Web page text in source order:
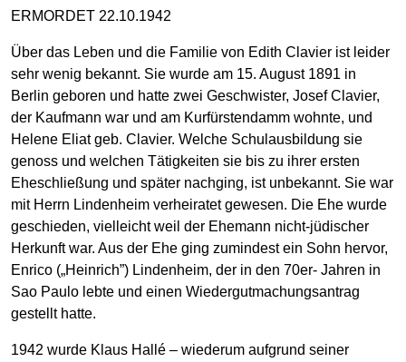
ERMORDET 22.10.1942
Über das Leben und die Familie von Edith Clavier ist leider
sehr wenig bekannt. Sie wurde am 15. August 1891 in
Berlin geboren und hatte zwei Geschwister, Josef Clavier,
der Kaufmann war und am Kurfürstendamm wohnte, und
Helene Eliat geb. Clavier. Welche Schulausbildung sie
genoss und welchen Tätigkeiten sie bis zu ihrer ersten
Eheschließung und später nachging, ist unbekannt. Sie war
mit Herrn Lindenheim verheiratet gewesen. Die Ehe wurde
geschieden, vielleicht weil der Ehemann nicht-jüdischer
Herkunft war. Aus der Ehe ging zumindest ein Sohn hervor,
Enrico („Heinrich”) Lindenheim, der in den 70er- Jahren in
Sao Paulo lebte und einen Wiedergutmachungsantrag
gestellt hatte.
1942 wurde Klaus Hallé – wiederum aufgrund seiner